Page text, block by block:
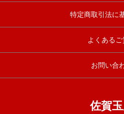
特定商取引法に
よくあるご
お問い合
佐賀